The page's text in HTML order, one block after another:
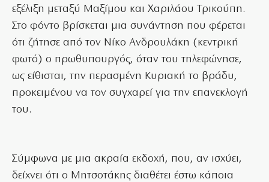
εξέλιξη μεταξύ Μαξίμου και Χαριλάου Τρικούπη.
Στο φόντο βρίσκεται μια συνάντηση που φέρεται
ότι ζήτησε από τον Νίκο Ανδρουλάκη (κεντρική
φωτό) ο πρωθυπουργός, όταν του τηλεφώνησε,
ως είθισται, την περασμένη Κυριακή το βράδυ,
προκειμένου να τον συγχαρεί για την επανεκλογή
του.
Σύμφωνα με μια ακραία εκδοχή, που, αν ισχύει,
δείχνει ότι ο Μητσοτάκης διαθέτει έστω κάποια